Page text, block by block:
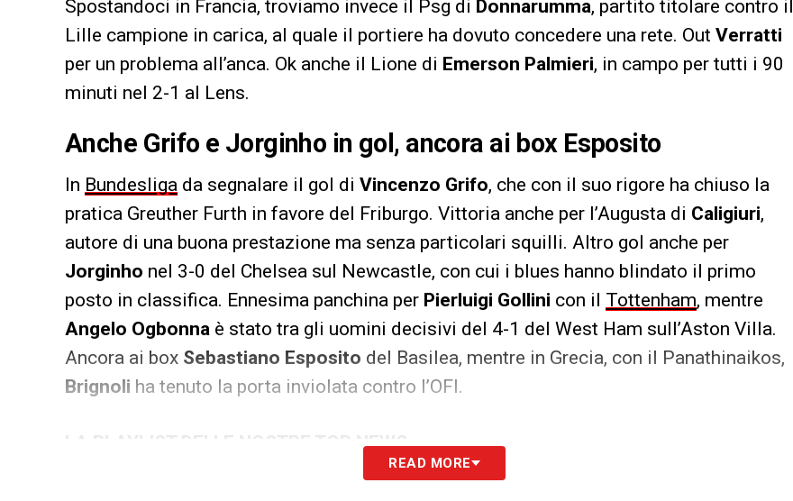
Spostandoci in Francia, troviamo invece il Psg di Donnarumma, partito titolare contro il
Lille campione in carica, al quale il portiere ha dovuto concedere una rete. Out Verratti
per un problema all’anca. Ok anche il Lione di Emerson Palmieri, in campo per tutti i 90
minuti nel 2-1 al Lens.
Anche Grifo e Jorginho in gol, ancora ai box Esposito
In Bundesliga da segnalare il gol di Vincenzo Grifo, che con il suo rigore ha chiuso la
pratica Greuther Furth in favore del Friburgo. Vittoria anche per l’Augusta di Caligiuri,
autore di una buona prestazione ma senza particolari squilli. Altro gol anche per
Jorginho nel 3-0 del Chelsea sul Newcastle, con cui i blues hanno blindato il primo
posto in classifica. Ennesima panchina per Pierluigi Gollini con il Tottenham, mentre
Angelo Ogbonna è stato tra gli uomini decisivi del 4-1 del West Ham sull’Aston Villa.
Ancora ai box Sebastiano Esposito del Basilea, mentre in Grecia, con il Panathinaikos,
Brignoli ha tenuto la porta inviolata contro l’OFI.
LA PLAYLIST DELLE NOSTRE TOP NEWS
READ MORE